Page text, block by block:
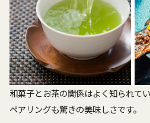
和菓子とお茶の関係はよく知られて
ペアリングも驚きの美味しさです。